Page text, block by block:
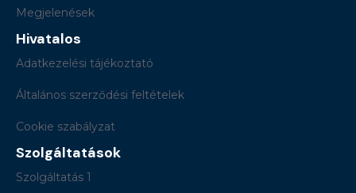
Megjelenések
Hivatalos
Adatkezelési tájékoztató
Általános szerződési feltételek
Cookie szabályzat
Szolgáltatások
Szolgáltatás 1